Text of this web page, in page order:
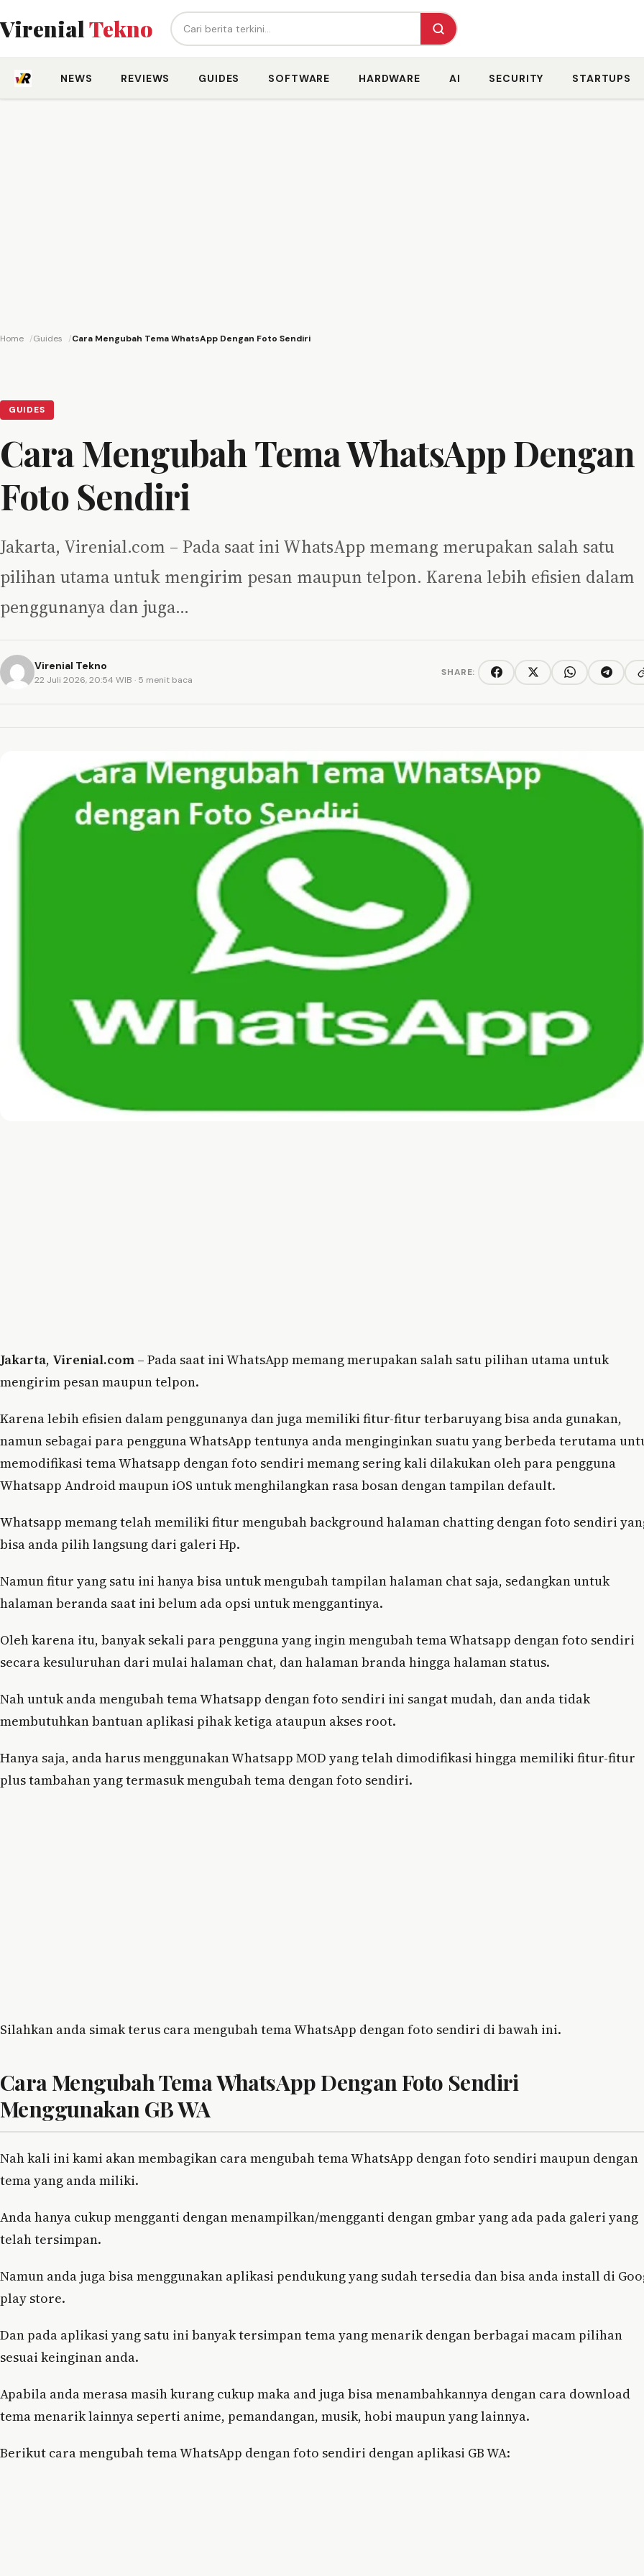
VirenialTekno Cari berita...
NEWS REVIEWS GUIDES SOFTWARE HARDWARE AI SECURITY STARTUPS
Home Guides Cara Mengubah Tema WhatsApp Dengan Foto Sendiri
GUIDES
Cara Mengubah Tema WhatsApp Dengan
Foto Sendiri
Jakarta, Virenial.com – Pada saat ini WhatsApp memang merupakan salah satu
pilihan utama untuk mengirim pesan maupun telpon. Karena lebih efisien dalam
penggunanya dan juga…
Virenial Tekno
22 Juli 2026, 20:54 WIB · 5 menit baca
SHARE: FacebookTwitter/XWhatsAppTelegram
Jakarta, Virenial.com – Pada saat ini WhatsApp memang merupakan salah satu pilihan utama untuk
mengirim pesan maupun telpon.
Karena lebih efisien dalam penggunanya dan juga memiliki fitur-fitur terbaruyang bisa anda gunakan,
namun sebagai para pengguna WhatsApp tentunya anda menginginkan suatu yang berbeda terutama
memodifikasi tema Whatsapp dengan foto sendiri memang sering kali dilakukan oleh para pengguna
Whatsapp Android maupun iOS untuk menghilangkan rasa bosan dengan tampilan default.
Whatsapp memang telah memiliki fitur mengubah background halaman chatting dengan foto sendiri
bisa anda pilih langsung dari galeri Hp.
Namun fitur yang satu ini hanya bisa untuk mengubah tampilan halaman chat saja, sedangkan untuk
halaman beranda saat ini belum ada opsi untuk menggantinya.
Oleh karena itu, banyak sekali para pengguna yang ingin mengubah tema Whatsapp dengan foto sendiri
secara kesuluruhan dari mulai halaman chat, dan halaman branda hingga halaman status.
Nah untuk anda mengubah tema Whatsapp dengan foto sendiri ini sangat mudah, dan anda tidak
membutuhkan bantuan aplikasi pihak ketiga ataupun akses root.
Hanya saja, anda harus menggunakan Whatsapp MOD yang telah dimodifikasi hingga memiliki fitur-fitur
plus tambahan yang termasuk mengubah tema dengan foto sendiri.
Silahkan anda simak terus cara mengubah tema WhatsApp dengan foto sendiri di bawah ini.
Cara Mengubah Tema WhatsApp Dengan Foto Sendiri
Menggunakan GB WA
Nah kali ini kami akan membagikan cara mengubah tema WhatsApp dengan foto sendiri maupun dengan
tema yang anda miliki.
Anda hanya cukup mengganti dengan menampilkan/mengganti dengan gmbar yang ada pada galeri yang
telah tersimpan.
Namun anda juga bisa menggunakan aplikasi pendukung yang sudah tersedia dan bisa anda install di
play store.
Dan pada aplikasi yang satu ini banyak tersimpan tema yang menarik dengan berbagai macam pilihan
sesuai keinginan anda.
Apabila anda merasa masih kurang cukup maka and juga bisa menambahkannya dengan cara download
tema menarik lainnya seperti anime, pemandangan, musik, hobi maupun yang lainnya.
Berikut cara mengubah tema WhatsApp dengan foto sendiri dengan aplikasi GB WA: